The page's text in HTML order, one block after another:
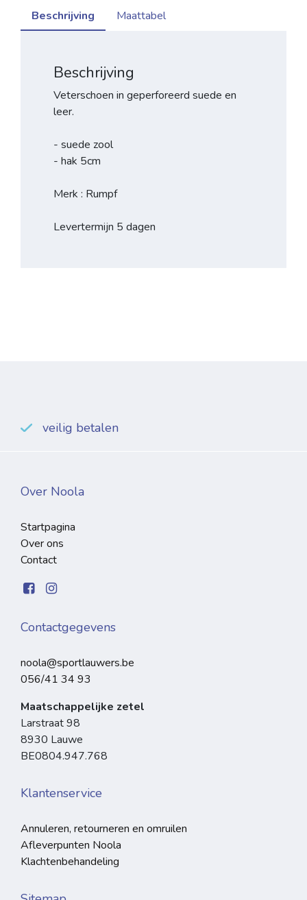
Beschrijving Maattabel
Beschrijving
Veterschoen in geperforeerd suede en
leer.
- suede zool
- hak 5cm
Merk : Rumpf
Levertermijn 5 dagen
veilig betalen
Over Noola
Startpagina
Over ons
Contact
Contactgegevens
noola@sportlauwers.be
056/41 34 93
Maatschappelijke zetel
Larstraat 98
8930 Lauwe
BE0804.947.768
Klantenservice
Annuleren, retourneren en omruilen
Afleverpunten Noola
Klachtenbehandeling